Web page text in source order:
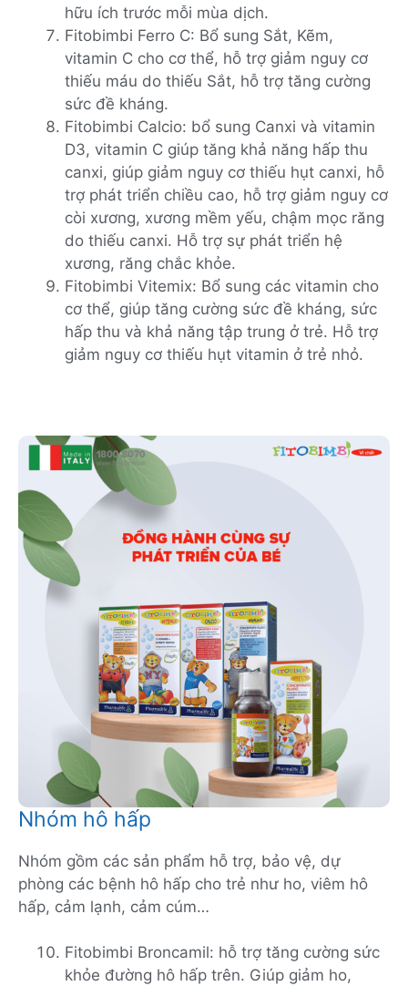
hữu ích trước mỗi mùa dịch.
Fitobimbi Ferro C: Bổ sung Sắt, Kẽm,
vitamin C cho cơ thể, hỗ trợ giảm nguy cơ
thiếu máu do thiếu Sắt, hỗ trợ tăng cường
sức đề kháng.
Fitobimbi Calcio: bổ sung Canxi và vitamin
D3, vitamin C giúp tăng khả năng hấp thu
canxi, giúp giảm nguy cơ thiếu hụt canxi, hỗ
trợ phát triển chiều cao, hỗ trợ giảm nguy cơ
còi xương, xương mềm yếu, chậm mọc răng
do thiếu canxi. Hỗ trợ sự phát triển hệ
xương, răng chắc khỏe.
Fitobimbi Vitemix: Bổ sung các vitamin cho
cơ thể, giúp tăng cường sức đề kháng, sức
hấp thu và khả năng tập trung ở trẻ. Hỗ trợ
giảm nguy cơ thiếu hụt vitamin ở trẻ nhỏ.
Nhóm hô hấp
Nhóm gồm các sản phẩm hỗ trợ, bảo vệ, dự
phòng các bệnh hô hấp cho trẻ như ho, viêm hô
hấp, cảm lạnh, cảm cúm…
Fitobimbi Broncamil: hỗ trợ tăng cường sức
khỏe đường hô hấp trên. Giúp giảm ho,